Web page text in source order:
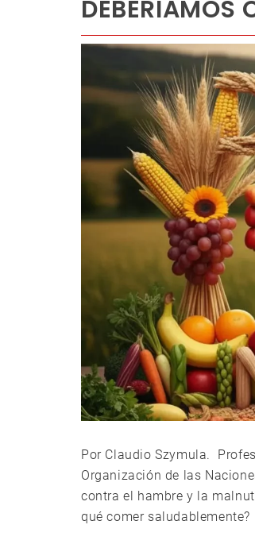
DEBERÍAMOS
Por Claudio Szymula.
Organización de las
contra el hambre y la
qué comer saludablemente?